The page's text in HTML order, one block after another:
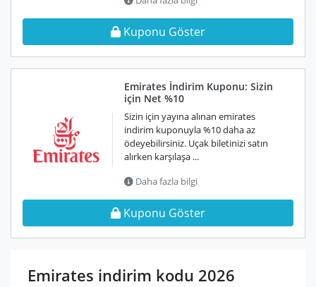
Kuponu Göster
Emirates İndirim Kuponu: Sizin
için Net %10
Sizin için yayına alınan emirates
indirim kuponuyla %10 daha az
ödeyebilirsiniz. Uçak biletinizi satın
alırken karşılaşa ...
Daha fazla bilgi
Kuponu Göster
Emirates indirim kodu 2026